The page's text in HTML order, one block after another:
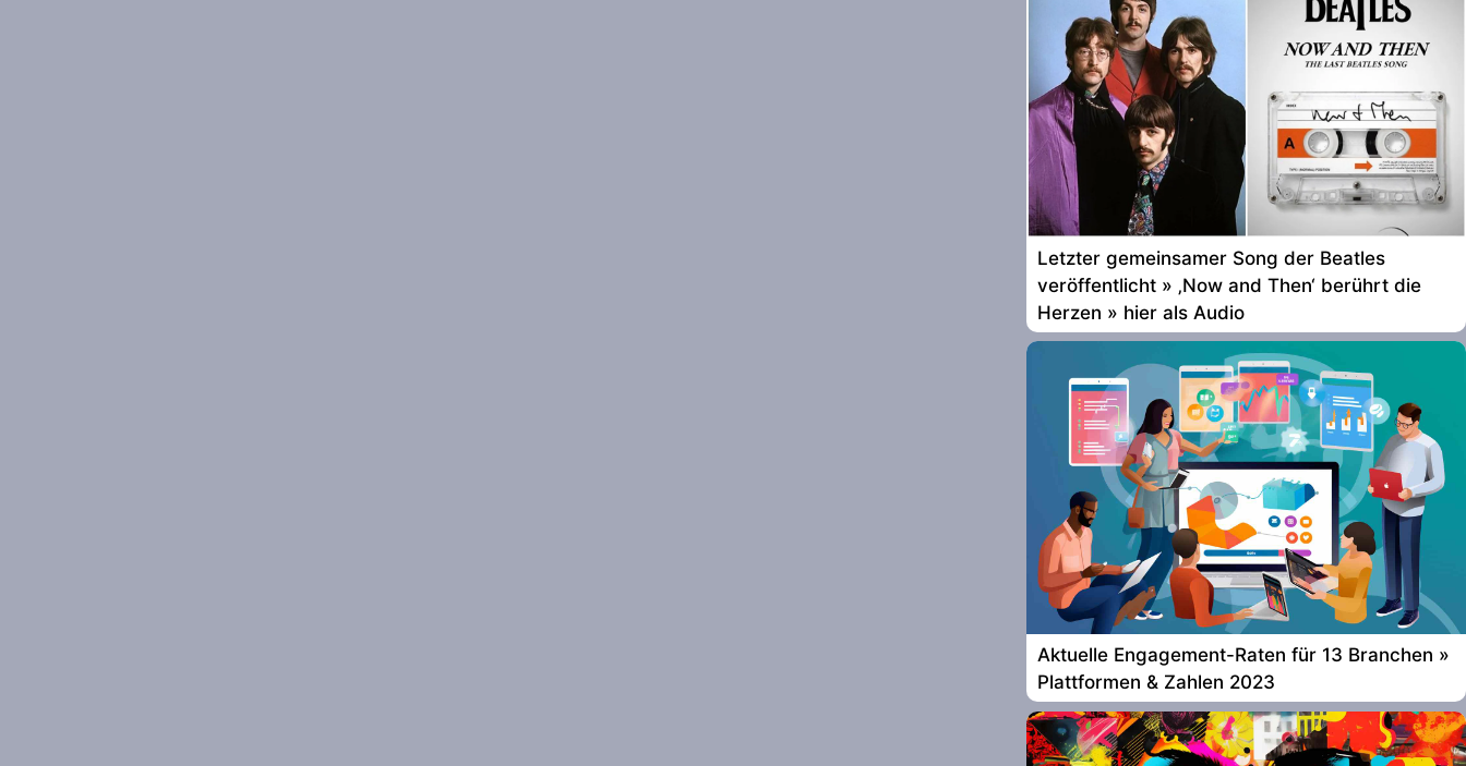
Letzter gemeinsamer Song der Beatles
veröffentlicht » ‚Now and Then‘ berührt die
Herzen » hier als Audio
Aktuelle Engagement-Raten für 13 Branchen »
Plattformen & Zahlen 2023